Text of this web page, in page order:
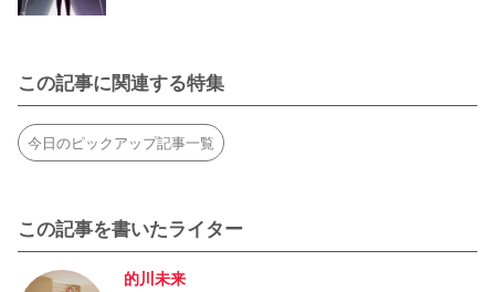
この記事に関連する特集
今日のピックアップ記事一覧
この記事を書いたライター
的川未来